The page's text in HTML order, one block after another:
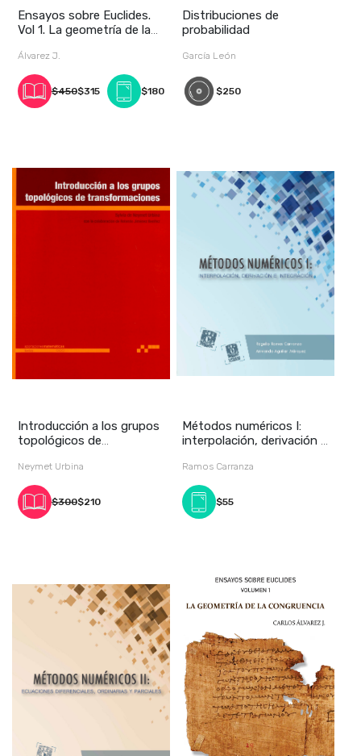
Ensayos sobre Euclides.
Vol 1. La geometría de la
Álvarez J.
$450$315 $180
Distribuciones de
probabilidad
García León
$250
Introducción a los grupos
topológicos de
Neymet Urbina
$300$210
Métodos numéricos I:
interpolación, derivación e
Ramos Carranza
$55